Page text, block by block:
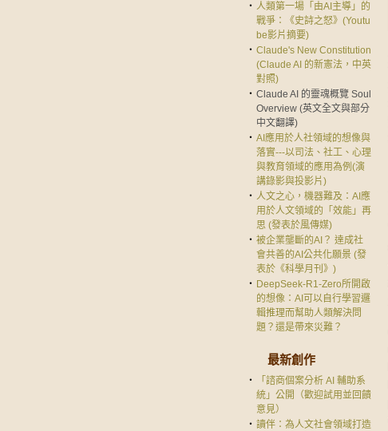
‧ 人類第一場「由AI主導」的
戰爭：《史詩之怒》(Youtu
be影片摘要)
‧ Claude's New Constitution
(Claude AI 的新憲法，中英
對照)
‧ Claude AI 的靈魂概覽 Soul
Overview (英文全文與部分
中文翻譯)
‧ AI應用於人社領域的想像與
落實---以司法、社工、心理
與教育領域的應用為例(演
講錄影與投影片)
‧ 人文之心，機器難及：AI應
用於人文領域的「效能」再
思 (發表於風傳媒)
‧ 被企業壟斷的AI？ 達成社
會共善的AI公共化願景 (發
表於《科學月刊》)
‧ DeepSeek-R1-Zero所開啟
的想像：AI可以自行學習邏
輯推理而幫助人類解決問
題？還是帶來災難？
最新創作
‧
「諮商個案分析 AI 輔助系
統」公開（歡迎試用並回饋
意見）
‧ 讀伴：為人文社會領域打造